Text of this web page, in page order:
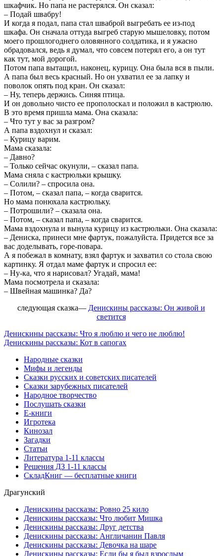
шкафчик. Но папа не растерялся. Он сказал:
– Подай швабру!
И когда я подал, папа стал шваброй выгребать ее из-под
шкафа. Он сначала оттуда выгреб старую мышеловку, потом
моего прошлогоднего оловянного солдатика, и я ужасно
обрадовался, ведь я думал, что совсем потерял его, а он тут
как тут, мой дорогой.
Потом папа вытащил, наконец, курицу. Она была вся в пыли.
А папа был весь красный. Но он ухватил ее за лапку и
поволок опять под кран. Он сказал:
– Ну, теперь держись. Синяя птица.
И он довольно чисто ее прополоскал и положил в кастрюлю.
В это время пришла мама. Она сказала:
– Что тут у вас за разгром?
А папа вздохнул и сказал:
– Курицу варим.
Мама сказала:
– Давно?
– Только сейчас окунули, – сказал папа.
Мама сняла с кастрюльки крышку.
– Солили? – спросила она.
– Потом, – сказал папа, – когда сварится.
Но мама понюхала кастрюльку.
– Потрошили? – сказала она.
– Потом, – сказал папа, – когда сварится.
Мама вздохнула и вынула курицу из кастрюльки. Она сказала:
– Дениска, принеси мне фартук, пожалуйста. Придется все за
вас доделывать, горе-повара.
А я побежал в комнату, взял фартук и захватил со стола свою
картинку. Я отдал маме фартук и спросил ее:
– Ну-ка, что я нарисовал? Угадай, мама!
Мама посмотрела и сказала:
– Швейная машинка? Да?
следующая сказка— Денискины рассказы: Он живой и
светится
Денискины рассказы: Что я люблю и чего не люблю!
Денискины рассказы: Кот в сапогах
Народные сказки
Мифы и легенды
Сказки русских и советских писателей
Сказки зарубежных писателей
Народное творчество
Послушать сказки
Е-книги
Игротека
Кинозал
Загадки
Статьи
Литература 1-11 классы
Решения ДЗ 1-11 классы
СкладКниг — бесплатные книги
Драгунский
Денискины рассказы: Ровно 25 кило
Денискины рассказы: Что любит Мишка
Денискины рассказы: Друг детства
Денискины рассказы: Англичанин Павля
Денискины рассказы: Девочка на шаре
Денискины рассказы: Если бы я был взрослым